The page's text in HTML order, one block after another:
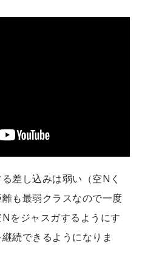
差し込みは弱い（空Nく
も最弱クラスなので一度
をジャスガするようにす
続できるようになりま